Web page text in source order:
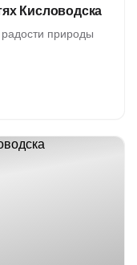
Кисловодска
природы